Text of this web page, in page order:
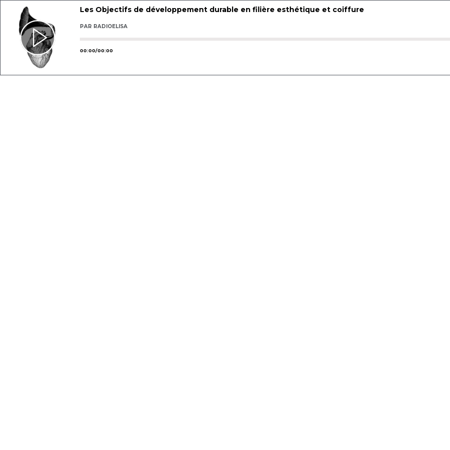
Les Objectifs de développement durable en filière esthétique et coiffure
PAR RADIOELISA
Utilisez les flèches gauche ou droite pour naviguer dans la piste (Majuscule + flèches
00:00/00:00